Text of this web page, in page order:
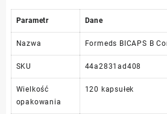
Parametr Dane
Nazwa Formeds BICAPS B
SKU 44a2831ad408
Wielkość
opakowania
120 kapsułek